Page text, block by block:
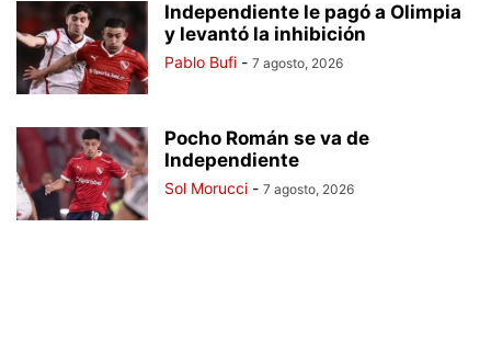
Independiente le pagó a Olimpia
y levantó la inhibición
Pablo Bufi - 7 agosto, 2026
Pocho Román se va de
Independiente
Sol Morucci - 7 agosto, 2026